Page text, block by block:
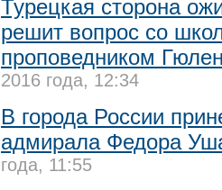
Турецкая сторона
решит вопрос со
проповедником
2016 года, 12:34
В города России
адмирала Федора
года, 11:55